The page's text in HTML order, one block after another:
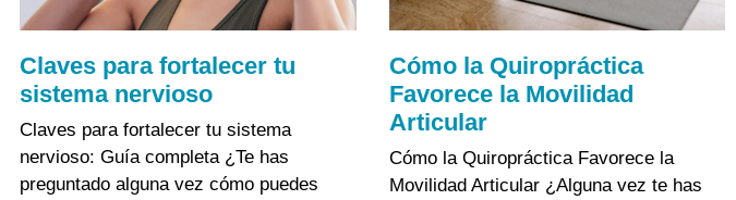
Claves para fortalecer tu
sistema nervioso
Claves para fortalecer tu sistema
nervioso: Guía completa ¿Te has
preguntado alguna vez cómo puedes
Cómo la Quiropráctica
Favorece la Movilidad
Articular
Cómo la Quiropráctica Favorece la
Movilidad Articular ¿Alguna vez te has